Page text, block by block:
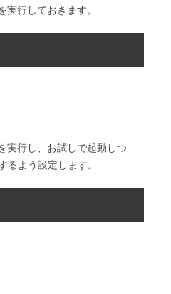
行しておきます。
実行し、お試しで起動しつ
るよう設定します。